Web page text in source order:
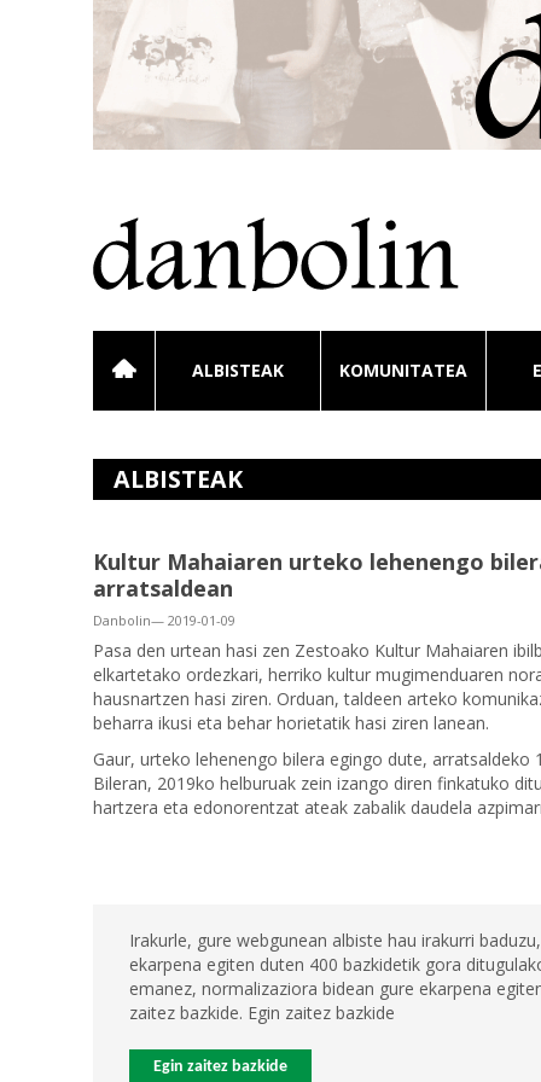
ALBISTEAK KOMUNITATEA
ALBISTEAK
Kultur Mahaiaren urteko lehenengo
arratsaldean
Danbolin— 2019-01-09
Pasa den urtean hasi zen Zestoako Kultur Mahaiaren
elkartetako ordezkari, herriko kultur mugimenduaren
hausnartzen hasi ziren. Orduan, taldeen arteko
beharra ikusi eta behar horietatik hasi ziren lanean.
Gaur, urteko lehenengo bilera egingo dute, arratsaldeko
Bileran, 2019ko helburuak zein izango diren finkatuko
hartzera eta edonorentzat ateak zabalik daudela
Irakurle, gure webgunean albiste hau irakurri
ekarpena egiten duten 400 bazkidetik gora
emanez, normalizaziora bidean gure ekarpena
zaitez bazkide. Egin zaitez bazkide
Egin zaitez bazkide